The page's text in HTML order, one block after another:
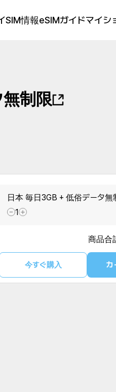
SIM情報eSIMガイドマイシ
無制限
日本 毎日3GB + 低俗データ無
1
商品合
今すぐ購入 カ